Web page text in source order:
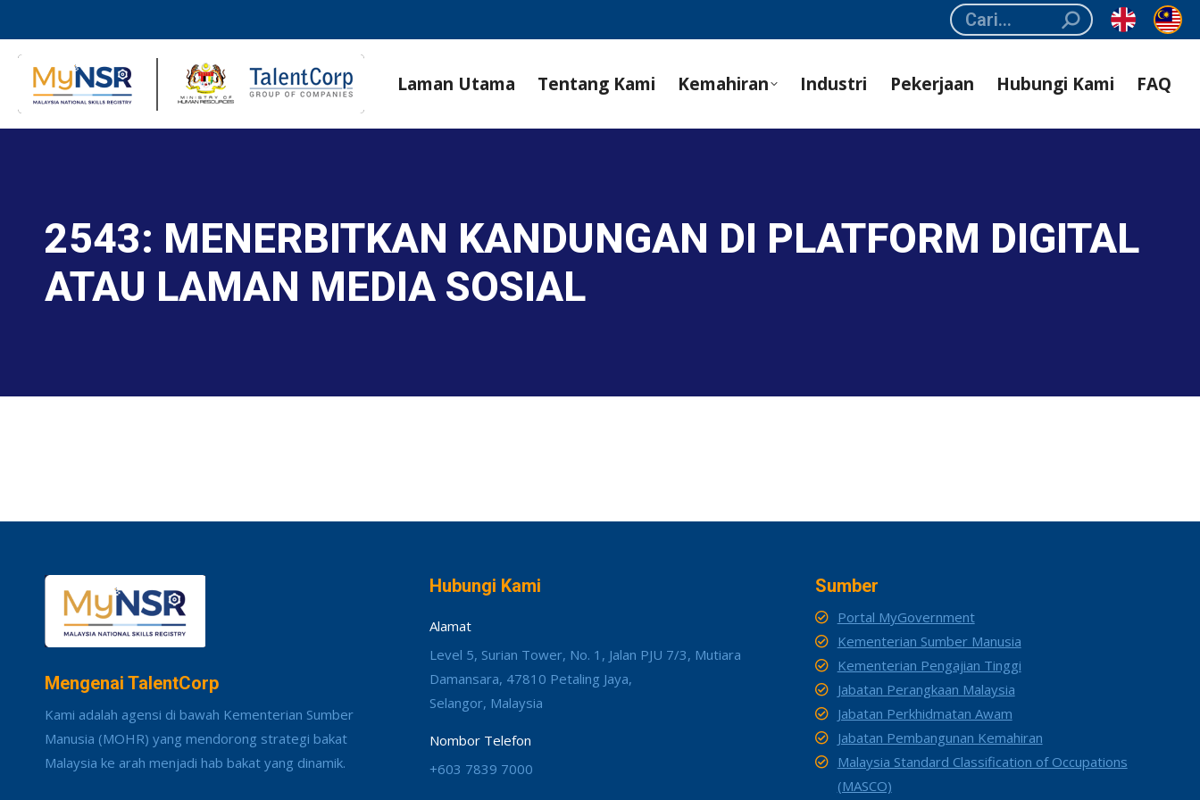
Search:
Laman Utama Tentang Kami Kemahiran Industri Pekerjaan Hubungi Kami FAQ
2543: MENERBITKAN KANDUNGAN DI PLATFORM DIGITAL
ATAU LAMAN MEDIA SOSIAL
Mengenai TalentCorp
Kami adalah agensi di bawah Kementerian Sumber
Manusia (MOHR) yang mendorong strategi bakat
Malaysia ke arah menjadi hab bakat yang dinamik.
Hubungi Kami
Alamat
Level 5, Surian Tower, No. 1, Jalan PJU 7/3, Mutiara
Damansara, 47810 Petaling Jaya,
Selangor, Malaysia
Nombor Telefon
+603 7839 7000
Sumber
Portal MyGovernment
Kementerian Sumber Manusia
Kementerian Pengajian Tinggi
Jabatan Perangkaan Malaysia
Jabatan Perkhidmatan Awam
Jabatan Pembangunan Kemahiran
Malaysia Standard Classification of Occupations
(MASCO)